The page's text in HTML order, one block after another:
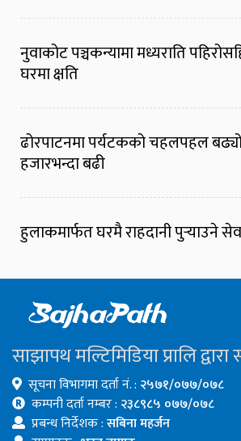
नुवाकोट पञ्चकन्यामा मध्यराति
घरमा क्षति
ढोरपाटनमा पर्यटकको चहलपहल
हजारभन्दा बढी
हुलाकमार्फत घरमै राहदानी पुर्‍याउने
साझापथ मल्टिमिडिया प्रालि
सूचना विभागमा दर्ता नं. : २५७१/०७७/०७८
कम्पनी दर्ता नम्बर : २३८९८५ ०७७/०७८
प्रबन्ध निर्देशक :सबिना महर्जन